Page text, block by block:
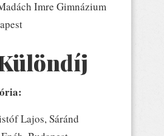
Imre Gimnázium
Lajos, Sáránd